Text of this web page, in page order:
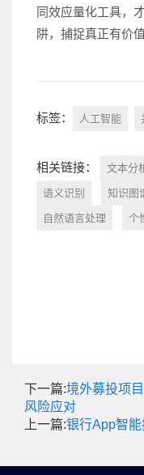
同效应量化工具，
阱，捕捉真正有价
标签： 人工智能
相关链接： 文本分
语义识别 知识图
自然语言处理 个
下一篇:境外募投项
风险应对
上一篇:银行App智